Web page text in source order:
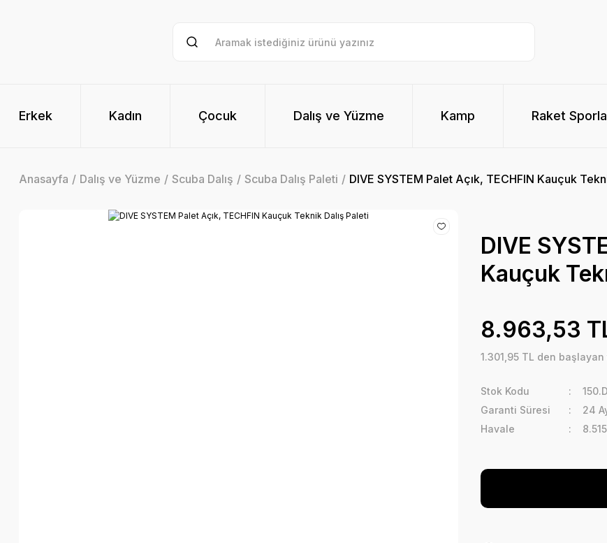
Erkek Kadın Çocuk Dalış ve Yüzme Kamp Raket
Anasayfa Dalış ve Yüzme Scuba Dalış Scuba Dalış Paleti DIVE SYSTEM Palet Açık, TECHFIN Kauçuk
DIVE
Kauçuk
8.963,53
1.301,95 TL den
Stok Kodu
Garanti Süresi
24
Havale